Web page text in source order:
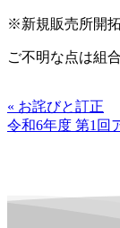
※新規販売所開
ご不明な点は組
« お詫びと訂正
令和6年度 第1回